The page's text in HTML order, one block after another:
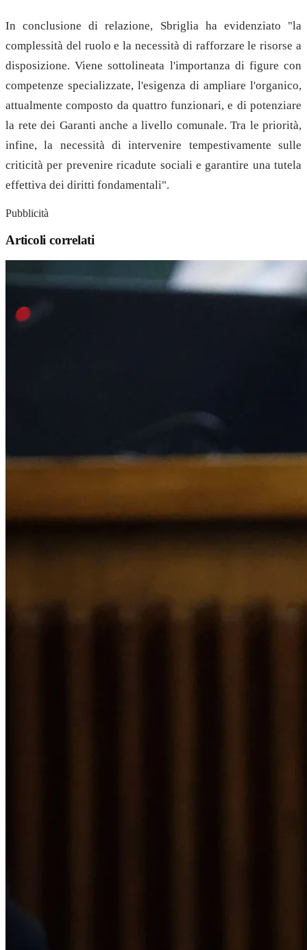
In conclusione di relazione, Sbriglia ha evidenziato "la
complessità del ruolo e la necessità di rafforzare le risorse a
disposizione. Viene sottolineata l'importanza di figure con
competenze specializzate, l'esigenza di ampliare l'organico,
attualmente composto da quattro funzionari, e di potenziare
la rete dei Garanti anche a livello comunale. Tra le priorità,
infine, la necessità di intervenire tempestivamente sulle
criticità per prevenire ricadute sociali e garantire una tutela
effettiva dei diritti fondamentali".
Pubblicità
Articoli correlati